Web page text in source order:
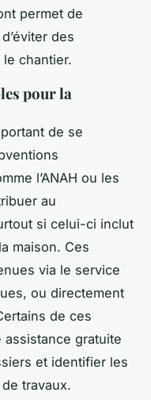
permet de
des
chantier.
pour la
de se
l’ANAH ou les
au
si celui-ci inclut
maison. Ces
via le service
ou directement
de ces
gratuite
et identifier les
travaux.